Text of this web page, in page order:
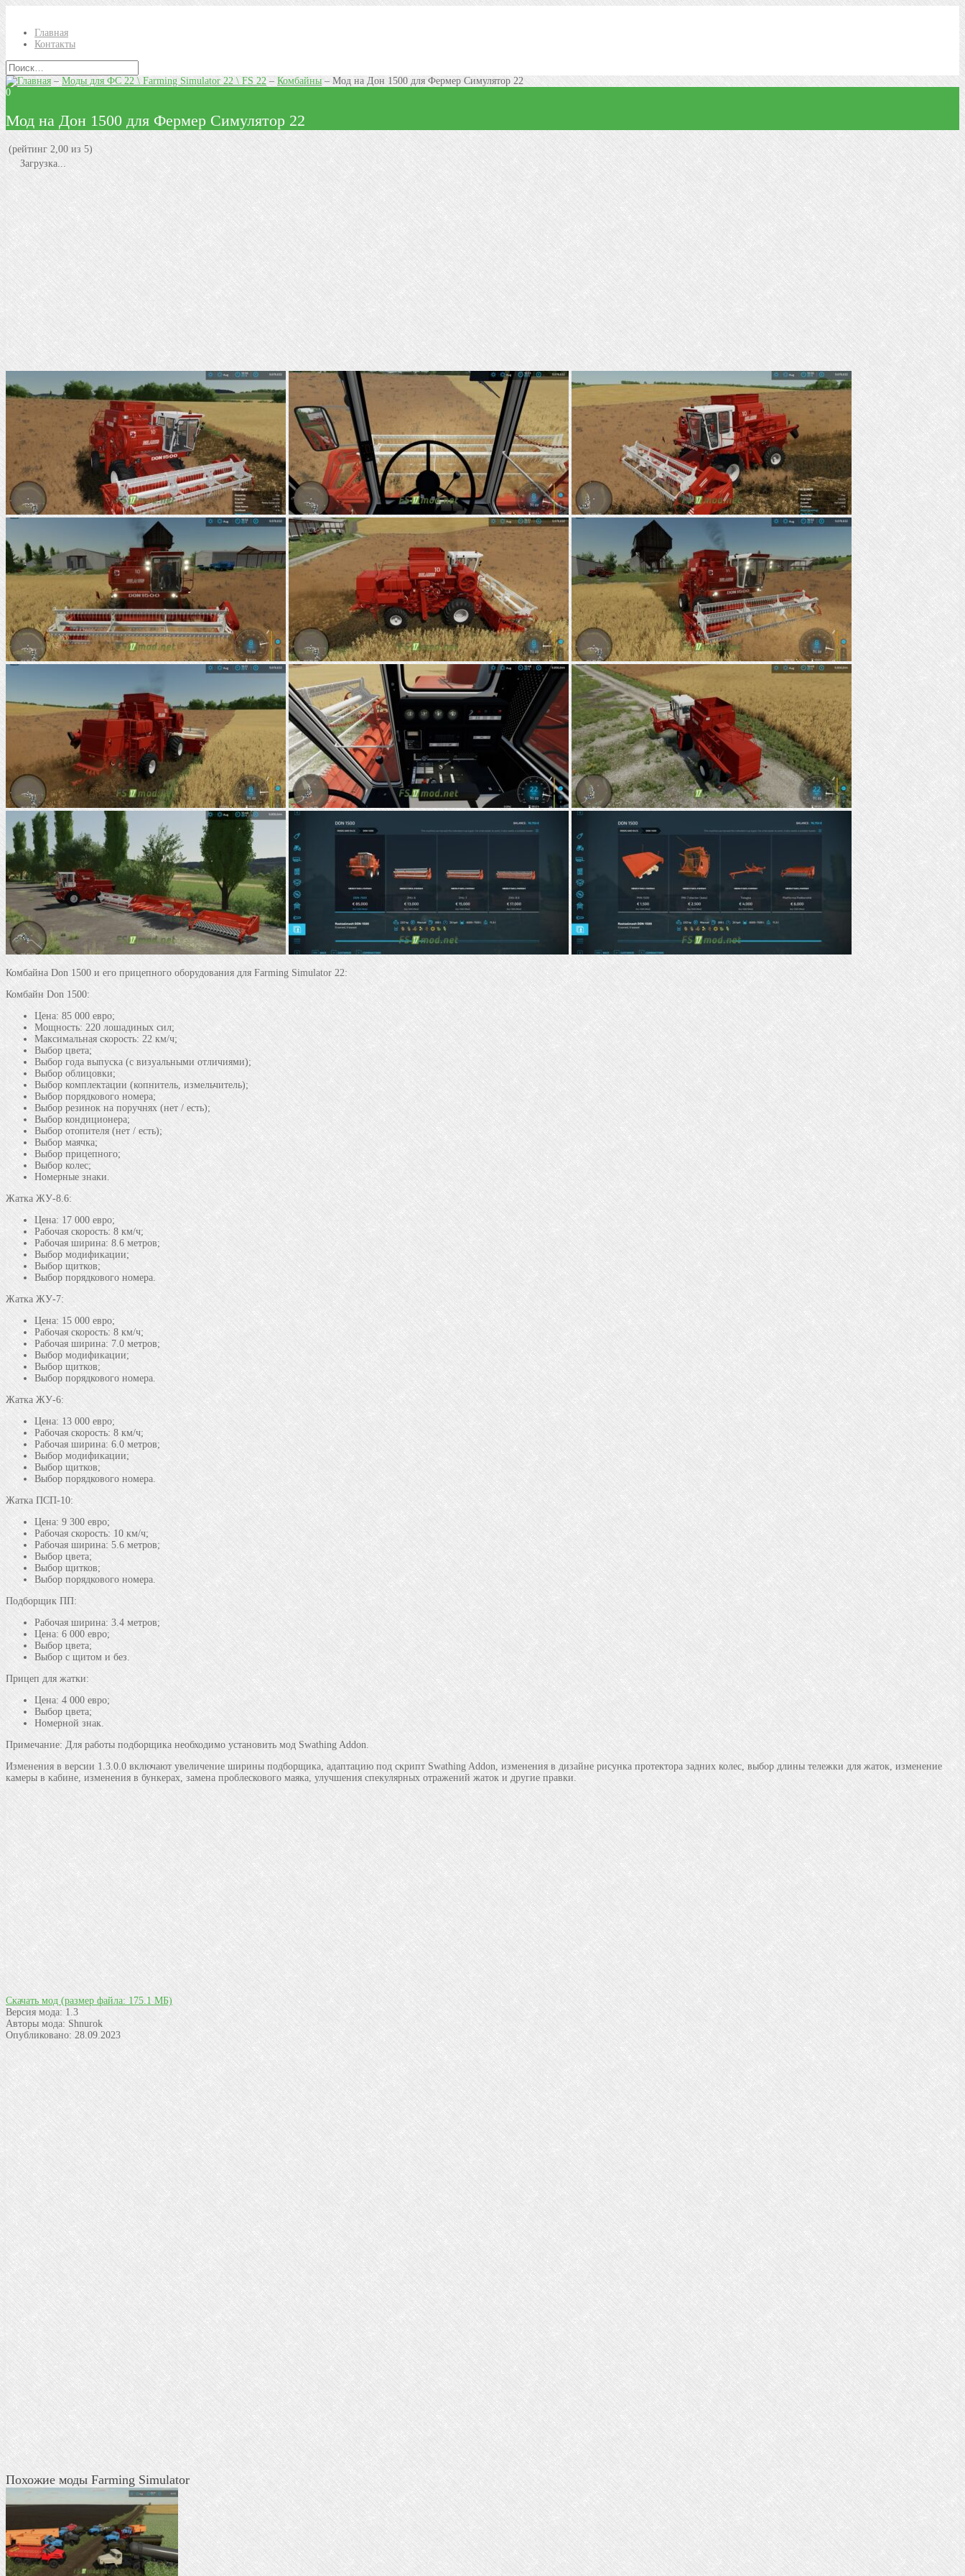
Главная
Контакты
–Моды для ФС 22 \ Farming Simulator 22 \ FS 22– Комбайны –Мод на Дон 1500 для Фермер Симулятор 22
0
Мод на Дон 1500 для Фермер Симулятор 22
(рейтинг 2,00 из 5)
Загрузка...
Комбайна Don 1500 и его прицепного оборудования для Farming Simulator 22:
Комбайн Don 1500:
Цена: 85 000 евро;
Мощность: 220 лошадиных сил;
Максимальная скорость: 22 км/ч;
Выбор цвета;
Выбор года выпуска (с визуальными отличиями);
Выбор облицовки;
Выбор комплектации (копнитель, измельчитель);
Выбор порядкового номера;
Выбор резинок на поручнях (нет / есть);
Выбор кондиционера;
Выбор отопителя (нет / есть);
Выбор маячка;
Выбор прицепного;
Выбор колес;
Номерные знаки.
Жатка ЖУ-8.6:
Цена: 17 000 евро;
Рабочая скорость: 8 км/ч;
Рабочая ширина: 8.6 метров;
Выбор модификации;
Выбор щитков;
Выбор порядкового номера.
Жатка ЖУ-7:
Цена: 15 000 евро;
Рабочая скорость: 8 км/ч;
Рабочая ширина: 7.0 метров;
Выбор модификации;
Выбор щитков;
Выбор порядкового номера.
Жатка ЖУ-6:
Цена: 13 000 евро;
Рабочая скорость: 8 км/ч;
Рабочая ширина: 6.0 метров;
Выбор модификации;
Выбор щитков;
Выбор порядкового номера.
Жатка ПСП-10:
Цена: 9 300 евро;
Рабочая скорость: 10 км/ч;
Рабочая ширина: 5.6 метров;
Выбор цвета;
Выбор щитков;
Выбор порядкового номера.
Подборщик ПП:
Рабочая ширина: 3.4 метров;
Цена: 6 000 евро;
Выбор цвета;
Выбор с щитом и без.
Прицеп для жатки:
Цена: 4 000 евро;
Выбор цвета;
Номерной знак.
Примечание: Для работы подборщика необходимо установить мод Swathing Addon.
Изменения в версии 1.3.0.0 включают увеличение ширины подборщика, адаптацию под скрипт Swathing Addon, изменения в дизайне рисунка протектора задних колес, выбор длины тележки для жаток, изменение
камеры в кабине, изменения в бункерах, замена проблескового маяка, улучшения спекулярных отражений жаток и другие правки.
Скачать мод (размер файла: 175.1 МБ)
Версия мода: 1.3
Авторы мода: Shnurok
Опубликовано: 28.09.2023
Похожие моды Farming Simulator